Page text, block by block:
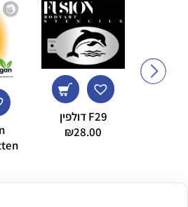
F29 דולפין
₪28.00